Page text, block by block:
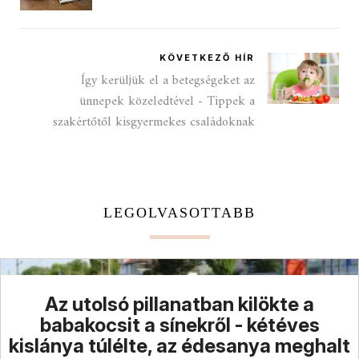
KÖVETKEZŐ HÍR
Így kerüljük el a betegségeket az
ünnepek közeledtével - Tippek a
szakértőtől kisgyermekes családoknak
LEGOLVASOTTABB
Az utolsó pillanatban kilökte a
babakocsit a sínekről - kétéves
kislánya túlélte, az édesanya meghalt